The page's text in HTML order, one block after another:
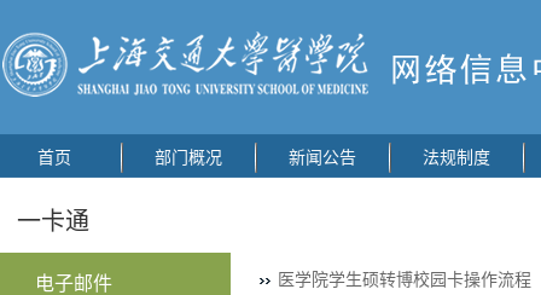
首页 部门概况 新闻公告 法规制度
电子邮件
一卡通
医学院学生硕转博校园卡操作流程